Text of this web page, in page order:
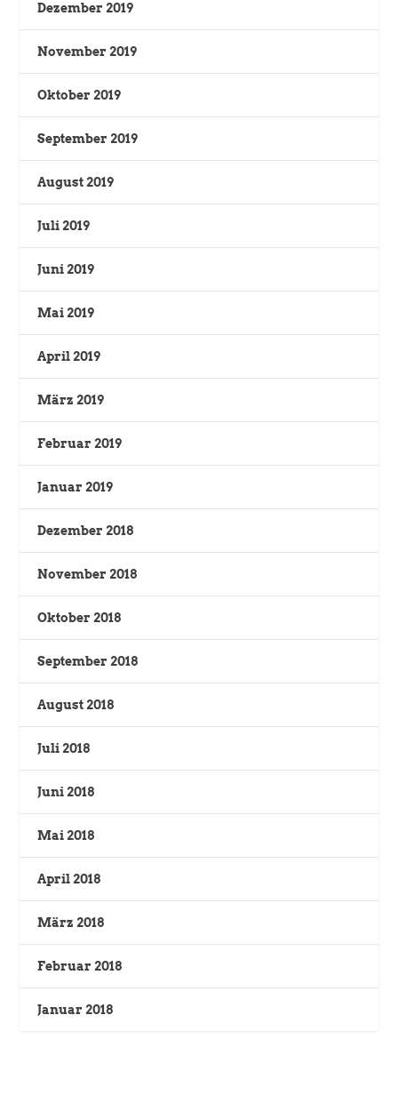
Dezember 2019
November 2019
Oktober 2019
September 2019
August 2019
Juli 2019
Juni 2019
Mai 2019
April 2019
März 2019
Februar 2019
Januar 2019
Dezember 2018
November 2018
Oktober 2018
September 2018
August 2018
Juli 2018
Juni 2018
Mai 2018
April 2018
März 2018
Februar 2018
Januar 2018